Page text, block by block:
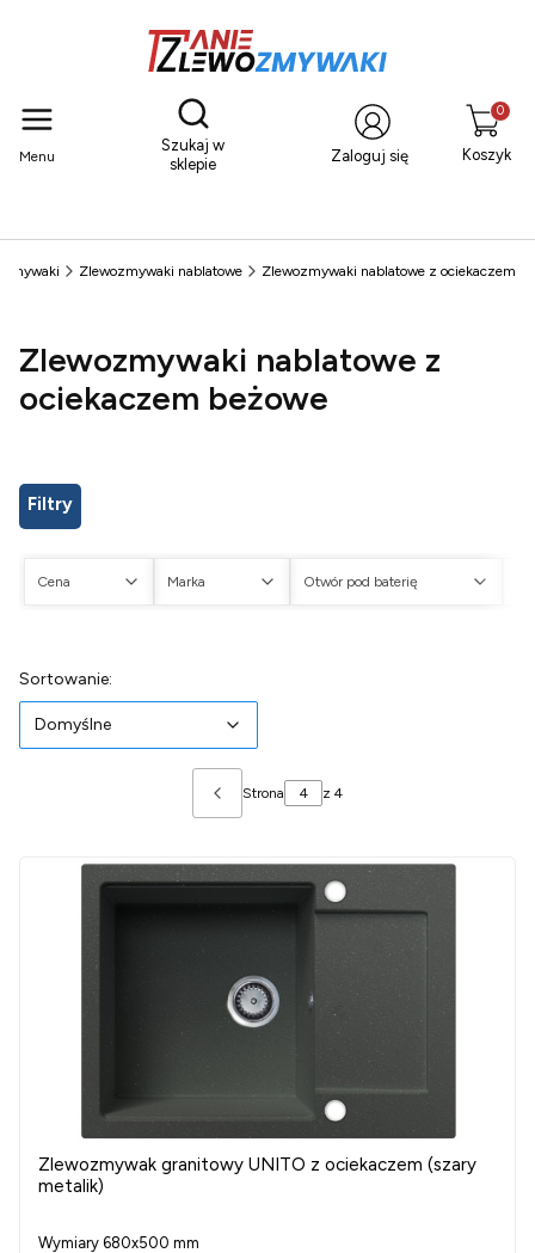
Menu
Otwórz wyszukiwarkę
Szukaj w
sklepie
Zaloguj się Koszyk
Zlewozmywaki nablatowe Zlewozmywaki nablatowe z ociekaczem
Zlewozmywaki nablatowe z
ociekaczem beżowe
Filtry
Cena Marka Otwór pod baterię
Lista produktów
Sortowanie:
Domyślne
Poprzednie produkty
Strona z 4
Zlewozmywak granitowy UNITO z ociekaczem (szary
metalik)
Wymiary 680x500 mm